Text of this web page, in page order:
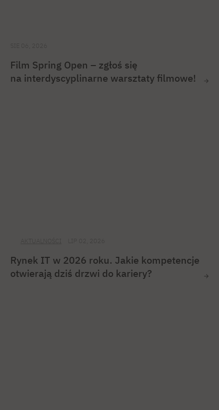
Film Spring Open – zgłoś się
na interdyscyplinarne warsztaty filmowe!
Rynek IT w 2026 roku. Jakie kompetencje
otwierają dziś drzwi do kariery?